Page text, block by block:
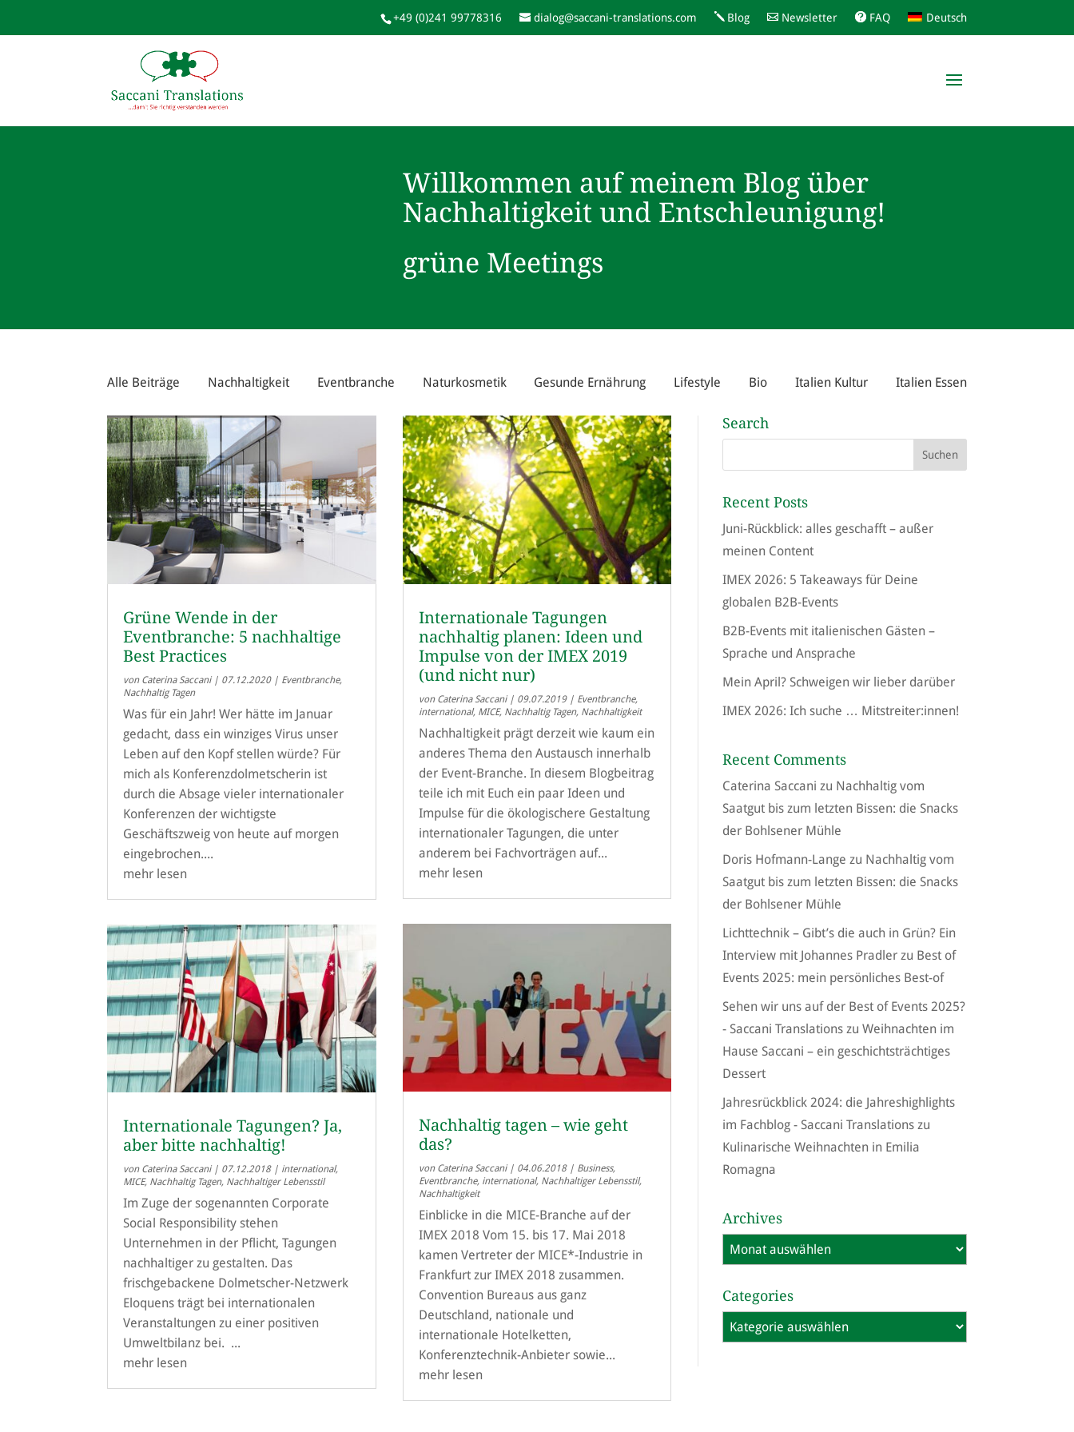
+49 (0)241 99778316 dialog@saccani-translations.com Blog Newsletter FAQ Deutsch
Willkommen auf meinem Blog über
Nachhaltigkeit und Entschleunigung!
grüne Meetings
Alle Beiträge Nachhaltigkeit Eventbranche Naturkosmetik Gesunde Ernährung Lifestyle Bio Italien Kultur Italien Essen
Grüne Wende in der
Eventbranche: 5 nachhaltige
Best Practices
von Caterina Saccani| 07.12.2020| Eventbranche,
Nachhaltig Tagen
Was für ein Jahr! Wer hätte im Januar
gedacht, dass ein winziges Virus unser
Leben auf den Kopf stellen würde? Für
mich als Konferenzdolmetscherin ist
durch die Absage vieler internationaler
Konferenzen der wichtigste
Geschäftszweig von heute auf morgen
eingebrochen....
mehr lesen
Internationale Tagungen? Ja,
aber bitte nachhaltig!
von Caterina Saccani| 07.12.2018| international,
MICE, Nachhaltig Tagen, Nachhaltiger Lebensstil
Im Zuge der sogenannten Corporate
Social Responsibility stehen
Unternehmen in der Pflicht, Tagungen
nachhaltiger zu gestalten. Das
frischgebackene Dolmetscher-Netzwerk
Eloquens trägt bei internationalen
Veranstaltungen zu einer positiven
Umweltbilanz bei. ...
mehr lesen
Internationale Tagungen
nachhaltig planen: Ideen und
Impulse von der IMEX 2019
(und nicht nur)
von Caterina Saccani| 09.07.2019| Eventbranche,
international, MICE, Nachhaltig Tagen, Nachhaltigkeit
Nachhaltigkeit prägt derzeit wie kaum ein
anderes Thema den Austausch innerhalb
der Event-Branche. In diesem Blogbeitrag
teile ich mit Euch ein paar Ideen und
Impulse für die ökologischere Gestaltung
internationaler Tagungen, die unter
anderem bei Fachvorträgen auf...
mehr lesen
Nachhaltig tagen – wie geht
das?
von Caterina Saccani| 04.06.2018| Business,
Eventbranche, international, Nachhaltiger Lebensstil,
Nachhaltigkeit
Einblicke in die MICE-Branche auf der
IMEX 2018 Vom 15. bis 17. Mai 2018
kamen Vertreter der MICE*-Industrie in
Frankfurt zur IMEX 2018 zusammen.
Convention Bureaus aus ganz
Deutschland, nationale und
internationale Hotelketten,
Konferenztechnik-Anbieter sowie...
mehr lesen
Search
Recent Posts
Juni-Rückblick: alles geschafft – außer
meinen Content
IMEX 2026: 5 Takeaways für Deine
globalen B2B-Events
B2B-Events mit italienischen Gästen –
Sprache und Ansprache
Mein April? Schweigen wir lieber darüber
IMEX 2026: Ich suche … Mitstreiter:innen!
Recent Comments
Caterina Saccani zu Nachhaltig vom
Saatgut bis zum letzten Bissen: die Snacks
der Bohlsener Mühle
Doris Hofmann-Lange zu Nachhaltig vom
Saatgut bis zum letzten Bissen: die Snacks
der Bohlsener Mühle
Lichttechnik – Gibt’s die auch in Grün? Ein
Interview mit Johannes Pradlerzu Best of
Events 2025: mein persönliches Best-of
Sehen wir uns auf der Best of Events 2025?
- Saccani Translationszu Weihnachten im
Hause Saccani – ein geschichtsträchtiges
Dessert
Jahresrückblick 2024: die Jahreshighlights
im Fachblog - Saccani Translationszu
Kulinarische Weihnachten in Emilia
Romagna
Archives
Archives
Categories
Categories